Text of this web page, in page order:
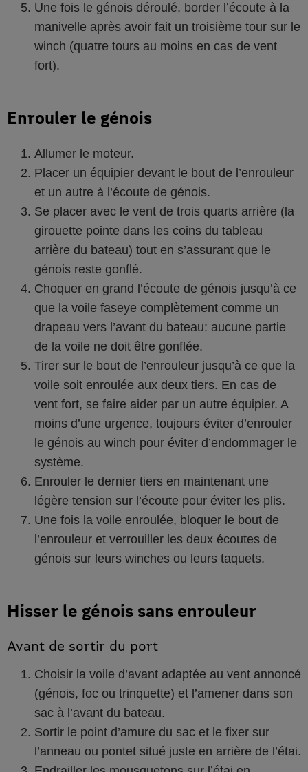
Une fois le génois déroulé, border l’écoute à la
manivelle après avoir fait un troisième tour sur le
winch (quatre tours au moins en cas de vent
fort).
Enrouler le génois
Allumer le moteur.
Placer un équipier devant le bout de l’enrouleur
et un autre à l’écoute de génois.
Se placer avec le vent de trois quarts arrière (la
girouette pointe dans les coins du tableau
arrière du bateau) tout en s’assurant que le
génois reste gonflé.
Choquer en grand l’écoute de génois jusqu’à ce
que la voile faseye complètement comme un
drapeau vers l’avant du bateau: aucune partie
de la voile ne doit être gonflée.
Tirer sur le bout de l’enrouleur jusqu’à ce que la
voile soit enroulée aux deux tiers. En cas de
vent fort, se faire aider par un autre équipier. A
moins d’une urgence, toujours éviter d’enrouler
le génois au winch pour éviter d’endommager le
système.
Enrouler le dernier tiers en maintenant une
légère tension sur l’écoute pour éviter les plis.
Une fois la voile enroulée, bloquer le bout de
l’enrouleur et verrouiller les deux écoutes de
génois sur leurs winches ou leurs taquets.
Hisser le génois sans enrouleur
Avant de sortir du port
Choisir la voile d’avant adaptée au vent annoncé
(génois, foc ou trinquette) et l’amener dans son
sac à l’avant du bateau.
Sortir le point d’amure du sac et le fixer sur
l’anneau ou pontet situé juste en arrière de l’étai.